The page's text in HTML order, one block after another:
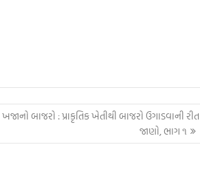
બાજરો : પ્રાકૃતિક ખેતીથી બાજરો ઉગાડવાની રીત
જાણો, ભાગ ૧